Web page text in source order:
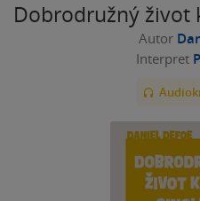
Dobrodružný život
Autor
Interpret